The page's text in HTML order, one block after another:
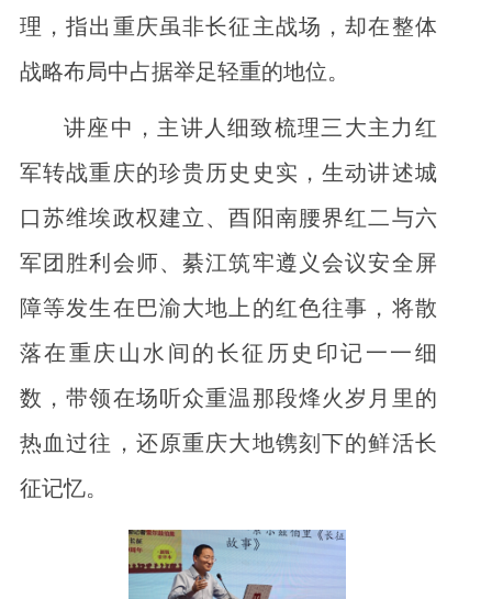
理，指出重庆虽非长征主战场，却在整体
战略布局中占据举足轻重的地位。
讲座中，主讲人细致梳理三大主力红
军转战重庆的珍贵历史史实，生动讲述城
口苏维埃政权建立、酉阳南腰界红二与六
军团胜利会师、綦江筑牢遵义会议安全屏
障等发生在巴渝大地上的红色往事，将散
落在重庆山水间的长征历史印记一一细
数，带领在场听众重温那段烽火岁月里的
热血过往，还原重庆大地镌刻下的鲜活长
征记忆。